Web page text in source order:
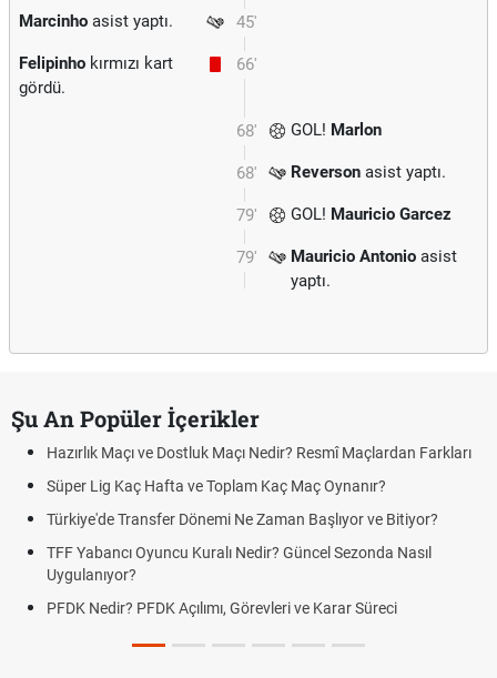
45'
Marcinho asist yaptı.
66'
Felipinho kırmızı kart
gördü.
68' GOL! Marlon
68' Reverson asist yaptı.
79' GOL! Mauricio Garcez
79' Mauricio Antonio asist
yaptı.
Şu An Popüler İçerikler
Hazırlık Maçı ve Dostluk Maçı Nedir? Resmî Maçlardan Farkları
Süper Lig Kaç Hafta ve Toplam Kaç Maç Oynanır?
Türkiye'de Transfer Dönemi Ne Zaman Başlıyor ve Bitiyor?
TFF Yabancı Oyuncu Kuralı Nedir? Güncel Sezonda Nasıl
Uygulanıyor?
PFDK Nedir? PFDK Açılımı, Görevleri ve Karar Süreci